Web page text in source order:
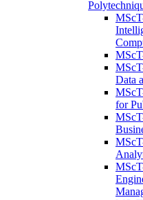
Data
for